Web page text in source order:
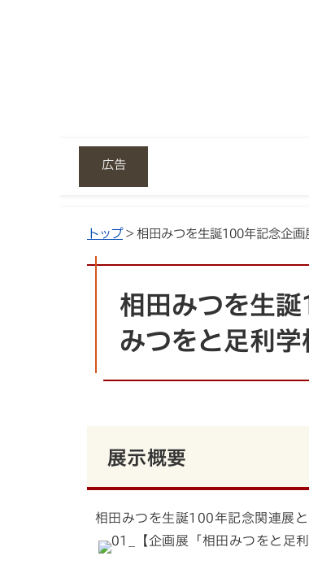
広告
トップ> 相田みつを生誕100年記念企画
相田みつを生
みつをと足利学
展示概要
相田みつを生誕100年記念関連展